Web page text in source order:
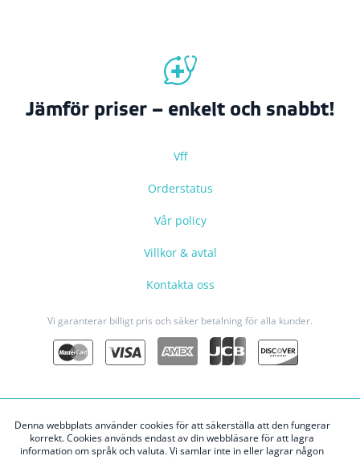
Jämför priser – enkelt och snabbt!
Vff
Orderstatus
Vår policy
Villkor & avtal
Kontakta oss
Vi garanterar billigt pris och säker betalning för alla kunder.
Upphovsrätt © 2026 welovestockholm.com
Denna webbplats använder cookies för att säkerställa att den fungerar
korrekt. Cookies används endast av din webbläsare för att lagra
information om språk och valuta. Vi samlar inte in eller lagrar någon